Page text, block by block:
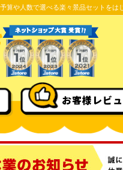
算や人数で選べる楽々景品セットを
お客様レビ